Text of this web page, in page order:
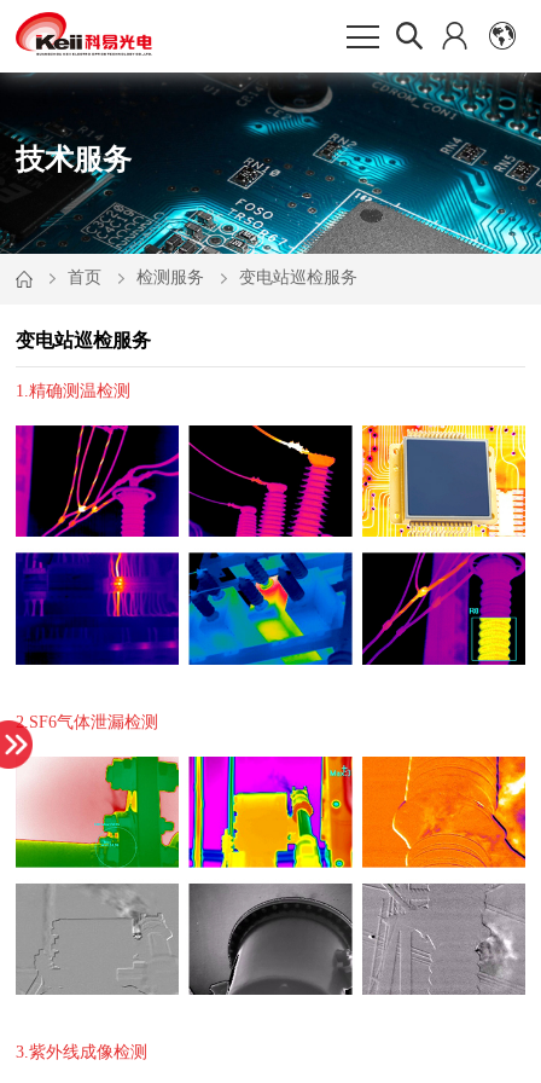
技术服务
首页 检测服务 变电站巡检服务
变电站巡检服务
1.精确测温检测
2.SF6气体泄漏检测
3.紫外线成像检测